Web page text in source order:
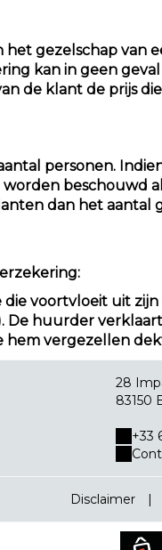
gezelschap van
kan in geen
de klant de prijs
personen.
beschouwd
dan het
die voortvloeit uit
huurder
hem vergezellen
28
83150
+33
Disclaimer |